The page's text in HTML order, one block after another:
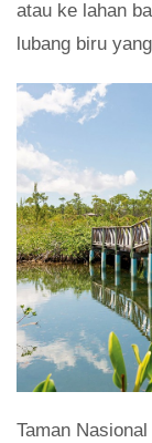
atau ke lahan
lubang biru
Taman